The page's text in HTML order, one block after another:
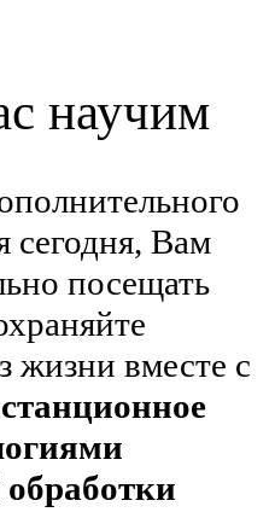
научим
сегодня, Вам
посещать
жизни вместе с